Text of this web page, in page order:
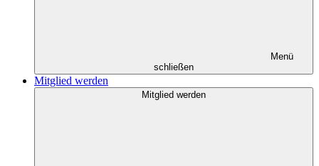
Menü
schließen
Mitglied werden
Mitglied werden